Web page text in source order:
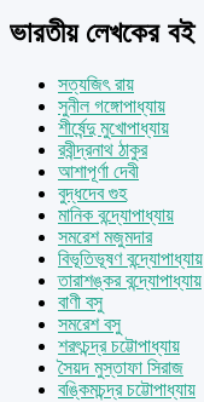
ভারতীয় লেখকের বই
সত্যজিৎ রায়
সুনীল গঙ্গোপাধ্যায়
শীর্ষেন্দু মুখোপাধ্যায়
রবীন্দ্রনাথ ঠাকুর
আশাপূর্ণা দেবী
বুদ্ধদেব গুহ
মানিক বন্দ্যোপাধ্যায়
সমরেশ মজুমদার
বিভূতিভূষণ বন্দ্যোপাধ্যায়
তারাশঙ্কর বন্দ্যোপাধ্যায়
বাণী বসু
সমরেশ বসু
শরৎচন্দ্র চট্টোপাধ্যায়
সৈয়দ মুস্তাফা সিরাজ
বঙ্কিমচন্দ্র চট্টোপাধ্যায়